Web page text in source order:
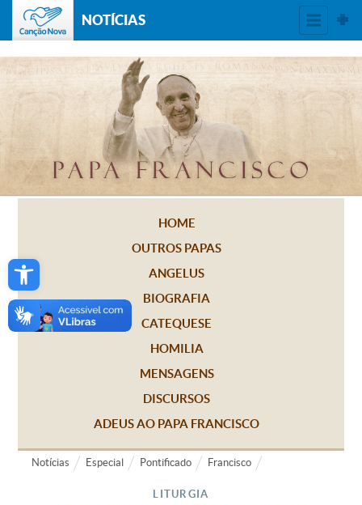
Open toolbar
NOTÍCIAS
HOME
OUTROS PAPAS
ANGELUS
BIOGRAFIA
CATEQUESE
HOMILIA
MENSAGENS
DISCURSOS
ADEUS AO PAPA FRANCISCO
Notícias Especial Pontificado Francisco
LITURGIA